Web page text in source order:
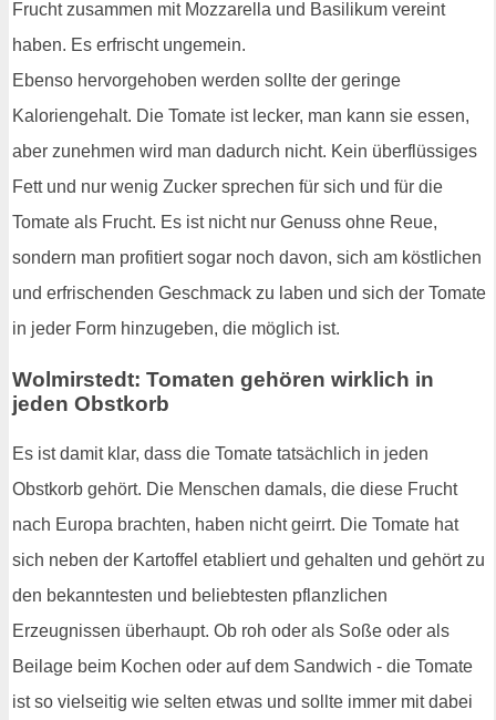
Frucht zusammen mit Mozzarella und Basilikum vereint
haben. Es erfrischt ungemein.
Ebenso hervorgehoben werden sollte der geringe
Kaloriengehalt. Die Tomate ist lecker, man kann sie essen,
aber zunehmen wird man dadurch nicht. Kein überflüssiges
Fett und nur wenig Zucker sprechen für sich und für die
Tomate als Frucht. Es ist nicht nur Genuss ohne Reue,
sondern man profitiert sogar noch davon, sich am köstlichen
und erfrischenden Geschmack zu laben und sich der Tomate
in jeder Form hinzugeben, die möglich ist.
Wolmirstedt: Tomaten gehören wirklich in
jeden Obstkorb
Es ist damit klar, dass die Tomate tatsächlich in jeden
Obstkorb gehört. Die Menschen damals, die diese Frucht
nach Europa brachten, haben nicht geirrt. Die Tomate hat
sich neben der Kartoffel etabliert und gehalten und gehört zu
den bekanntesten und beliebtesten pflanzlichen
Erzeugnissen überhaupt. Ob roh oder als Soße oder als
Beilage beim Kochen oder auf dem Sandwich - die Tomate
ist so vielseitig wie selten etwas und sollte immer mit dabei